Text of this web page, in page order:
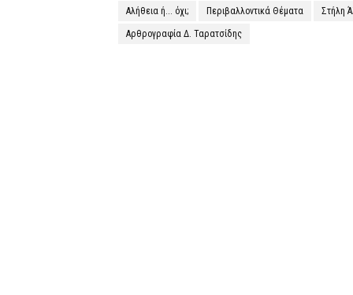
Αλήθεια ή... όχι; Περιβαλλοντικά Θέματα Στήλη
Αρθρογραφία Δ. Ταρατσίδης